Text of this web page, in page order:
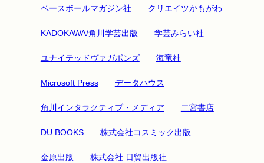
ベースボールマガジン社 クリエイツかもがわ
KADOKAWA/角川学芸出版 学芸みらい社
ユナイテッドヴァガボンズ 海竜社
Microsoft Press データハウス
角川インタラクティブ・メディア 二宮書店
DU BOOKS 株式会社コスミック出版
金原出版 株式会社 日貿出版社